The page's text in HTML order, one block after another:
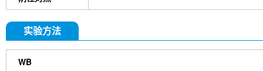
实验方法
WB